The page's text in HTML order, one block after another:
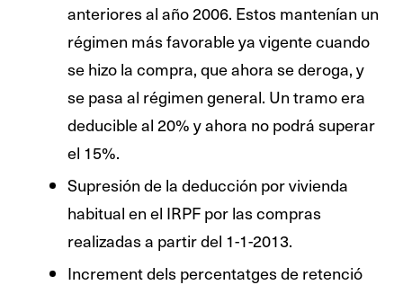
anteriores al año 2006. Estos mantenían un
régimen más favorable ya vigente cuando
se hizo la compra, que ahora se deroga, y
se pasa al régimen general. Un tramo era
deducible al 20% y ahora no podrá superar
el 15%.
Supresión de la deducción por vivienda
habitual en el IRPF por las compras
realizadas a partir del 1-1-2013.
Increment dels percentatges de retenció